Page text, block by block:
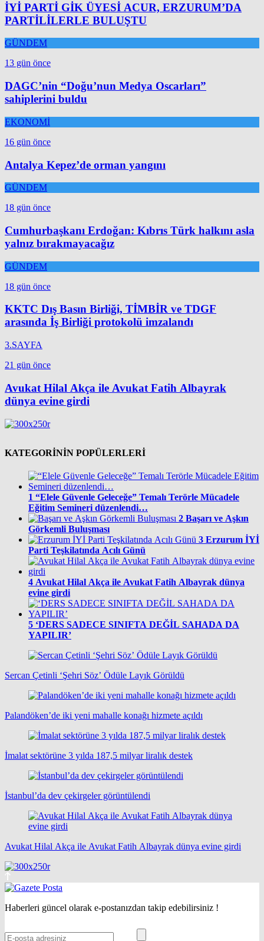
İYİ PARTİ GİK ÜYESİ ACUR, ERZURUM’DA
PARTİLİLERLE BULUŞTU
GÜNDEM
13 gün önce
DAGC’nin “Doğu’nun Medya Oscarları”
sahiplerini buldu
EKONOMİ
16 gün önce
Antalya Kepez’de orman yangını
GÜNDEM
18 gün önce
Cumhurbaşkanı Erdoğan: Kıbrıs Türk halkını asla
yalnız bırakmayacağız
GÜNDEM
18 gün önce
KKTC Dış Basın Birliği, TİMBİR ve TDGF
arasında İş Birliği protokolü imzalandı
3.SAYFA
21 gün önce
Avukat Hilal Akça ile Avukat Fatih Albayrak
dünya evine girdi
KATEGORİNİN POPÜLERLERİ
1 “Elele Güvenle Geleceğe” Temalı Terörle Mücadele
Eğitim Semineri düzenlendi…
2 Başarı ve Aşkın
Görkemli Buluşması
3 Erzurum İYİ
Parti Teşkilatında Acılı Günü
4 Avukat Hilal Akça ile Avukat Fatih Albayrak dünya
evine girdi
5 ‘DERS SADECE SINIFTA DEĞİL SAHADA DA
YAPILIR’
Sercan Çetinli ‘Şehri Söz’ Ödüle Layık Görüldü
Palandöken’de iki yeni mahalle konağı hizmete açıldı
İmalat sektörüne 3 yılda 187,5 milyar liralık destek
İstanbul’da dev çekirgeler görüntülendi
Avukat Hilal Akça ile Avukat Fatih Albayrak dünya evine girdi
Haberleri güncel olarak e-postanızdan takip edebilirsiniz !